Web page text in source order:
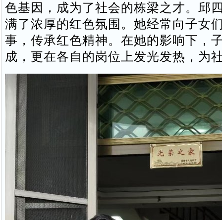
色基因，成为了社会的栋梁之才。邱
满了浓厚的红色氛围。她经常向子女
事，传承红色精神。在她的影响下，
成，更在各自的岗位上发光发热，为